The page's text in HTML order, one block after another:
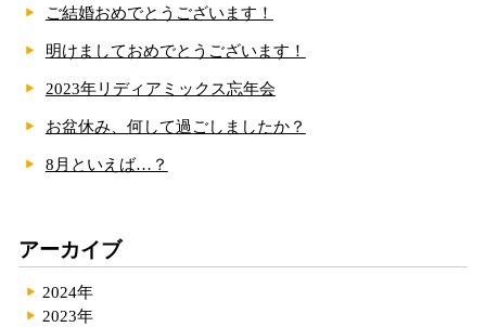
ご結婚おめでとうございます！
明けましておめでとうございます！
2023年リディアミックス忘年会
お盆休み、何して過ごしましたか？
8月といえば…？
アーカイブ
2024年
2023年